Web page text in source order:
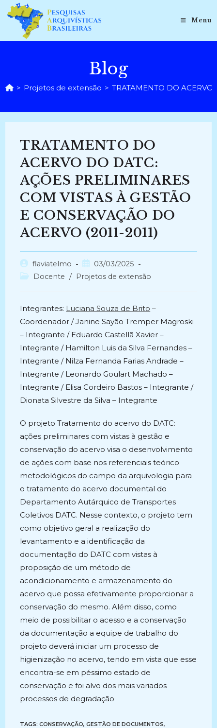
para
conteúdo
Menu
Blog
> Projetos de extensão > TRATAMENTO DO ACERVO
TRATAMENTO DO
ACERVO DO DATC:
AÇÕES PRELIMINARES
COM VISTAS À GESTÃO
E CONSERVAÇÃO DO
ACERVO (2011-2011)
Autor
do
flaviatelmo
Post
publicado:
03/03/2025
Categoria
Docente / Projetos de extensão
Integrantes: Luciana Souza de Brito –
Coordenador / Janine Sayão Tremper Magroski
– Integrante / Eduardo Castellã Xavier –
Integrante / Hamilton Luis da Silva Fernandes –
Integrante / Nilza Fernanda Farias Andrade –
Integrante / Leonardo Goulart Machado –
Integrante / Elisa Cordeiro Bastos – Integrante /
Dionata Silvestre da Silva – Integrante
O projeto Tratamento do acervo do DATC:
ações preliminares com vistas à gestão e
conservação do acervo visa o desenvolvimento
de ações com base nos referenciais teórico
metodológicos do campo da arquivologia para
o tratamento do acervo documental do
Departamento Autárquico de Transportes
Coletivos DATC. Nesse contexto, o projeto tem
como objetivo geral a realização do
levantamento e a identificação da
documentação do DATC com vistas à
proposição de um método de
acondicionamento e armazenamento do
acervo que possa efetivamente proporcionar a
conservação do mesmo. Além disso, como
meio de possibilitar o acesso e a conservação
da documentação a equipe de trabalho do
projeto deverá iniciar um processo de
higienização no acervo, tendo em vista que esse
encontra-se em péssimo estado de
conservação e foi alvo dos mais variados
processos de degradação
TAGS:CONSERVAÇÃO, GESTÃO DE DOCUMENTOS,